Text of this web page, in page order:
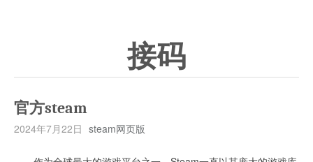
接码
官方steam
2024年7月22日 steam网页版